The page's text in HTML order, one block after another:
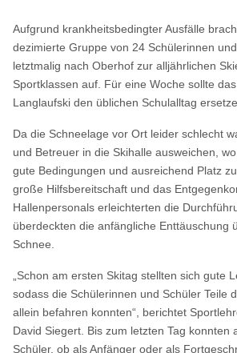
Aufgrund krankheitsbedingter Ausfälle
dezimierte Gruppe von 24 Schülerinnen
letztmalig nach Oberhof zur alljährlichen
Sportklassen auf. Für eine Woche sollte
Langlaufski den üblichen Schulalltag
Da die Schneelage vor Ort leider schlecht
und Betreuer in die Skihalle ausweichen,
gute Bedingungen und ausreichend Platz
große Hilfsbereitschaft und das
Hallenpersonals erleichterten die
überdeckten die anfängliche Enttäuschung
Schnee.
„Schon am ersten Skitag stellten sich gute
sodass die Schülerinnen und Schüler Teile
allein befahren konnten“, berichtet
David Siegert. Bis zum letzten Tag konnten
Schüler, ob als Anfänger oder als